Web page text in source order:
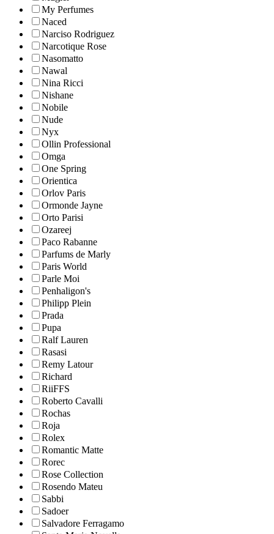
My Perfumes
Naced
Narciso Rodriguez
Narcotique Rose
Nasomatto
Nawal
Nina Ricci
Nishane
Nobile
Nude
Nyx
Ollin Professional
Omga
One Spring
Orientica
Orlov Paris
Ormonde Jayne
Orto Parisi
Ozareej
Paco Rabanne
Parfums de Marly
Paris World
Parle Moi
Penhaligon's
Philipp Plein
Prada
Pupa
Ralf Lauren
Rasasi
Remy Latour
Richard
RiiFFS
Roberto Cavalli
Rochas
Roja
Rolex
Romantic Matte
Rorec
Rose Collection
Rosendo Mateu
Sabbi
Sadoer
Salvadore Ferragamo